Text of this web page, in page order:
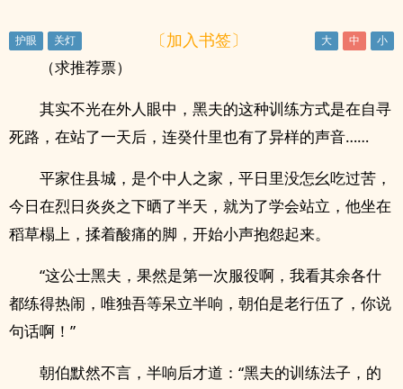
〔加入书签〕
（求推荐票）
其实不光在外人眼中，黑夫的这种训练方式是在自寻
死路，在站了一天后，连癸什里也有了异样的声音……
平家住县城，是个中人之家，平日里没怎幺吃过苦，
今日在烈日炎炎之下晒了半天，就为了学会站立，他坐在
稻草榻上，揉着酸痛的脚，开始小声抱怨起来。
“这公士黑夫，果然是第一次服役啊，我看其余各什
都练得热闹，唯独吾等呆立半响，朝伯是老行伍了，你说
句话啊！”
朝伯默然不言，半响后才道：“黑夫的训练法子，的